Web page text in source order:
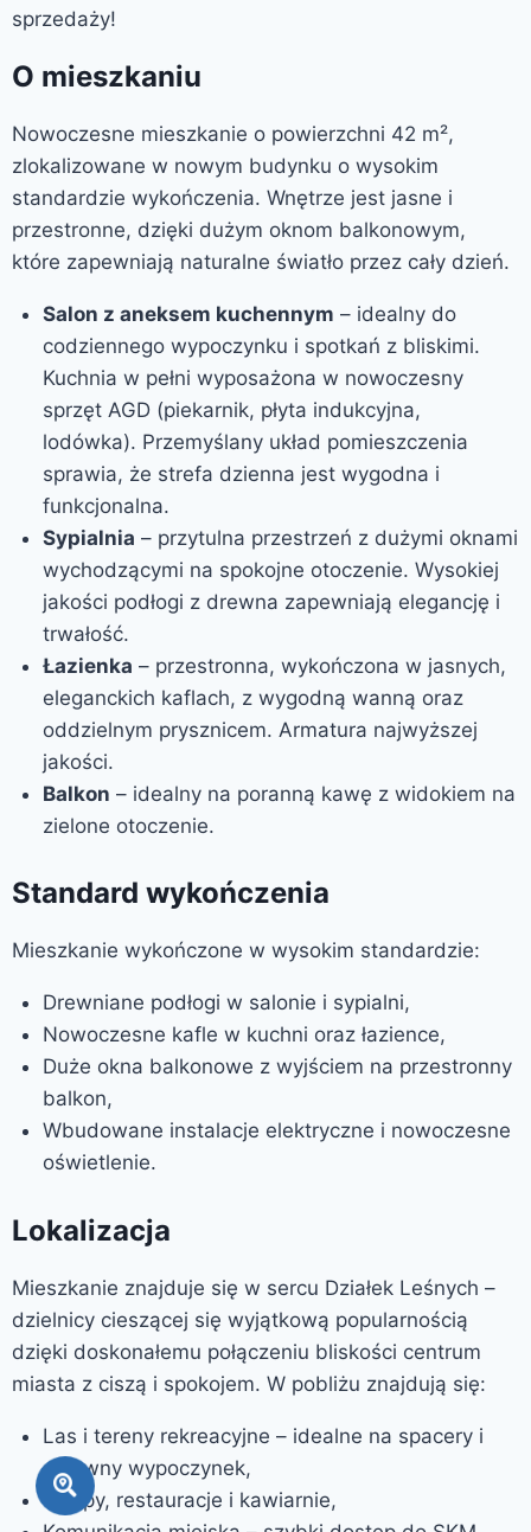
sprzedaży!
O mieszkaniu
Nowoczesne mieszkanie o powierzchni 42 m²,
zlokalizowane w nowym budynku o wysokim
standardzie wykończenia. Wnętrze jest jasne i
przestronne, dzięki dużym oknom balkonowym,
które zapewniają naturalne światło przez cały dzień.
Salon z aneksem kuchennym – idealny do
codziennego wypoczynku i spotkań z bliskimi.
Kuchnia w pełni wyposażona w nowoczesny
sprzęt AGD (piekarnik, płyta indukcyjna,
lodówka). Przemyślany układ pomieszczenia
sprawia, że strefa dzienna jest wygodna i
funkcjonalna.
Sypialnia – przytulna przestrzeń z dużymi oknami
wychodzącymi na spokojne otoczenie. Wysokiej
jakości podłogi z drewna zapewniają elegancję i
trwałość.
Łazienka – przestronna, wykończona w jasnych,
eleganckich kaflach, z wygodną wanną oraz
oddzielnym prysznicem. Armatura najwyższej
jakości.
Balkon – idealny na poranną kawę z widokiem na
zielone otoczenie.
Standard wykończenia
Mieszkanie wykończone w wysokim standardzie:
Drewniane podłogi w salonie i sypialni,
Nowoczesne kafle w kuchni oraz łazience,
Duże okna balkonowe z wyjściem na przestronny
balkon,
Wbudowane instalacje elektryczne i nowoczesne
oświetlenie.
Lokalizacja
Mieszkanie znajduje się w sercu Działek Leśnych –
dzielnicy cieszącej się wyjątkową popularnością
dzięki doskonałemu połączeniu bliskości centrum
miasta z ciszą i spokojem. W pobliżu znajdują się:
Las i tereny rekreacyjne – idealne na spacery i
aktywny wypoczynek,
Sklepy, restauracje i kawiarnie,